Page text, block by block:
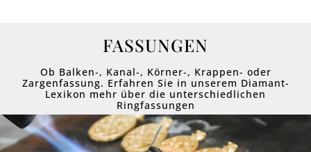
FASSUNGEN
Ob Balken-, Kanal-, Körner-, Krappen- oder
Zargenfassung. Erfahren Sie in unserem Diamant-
Lexikon mehr über die unterschiedlichen
Ringfassungen